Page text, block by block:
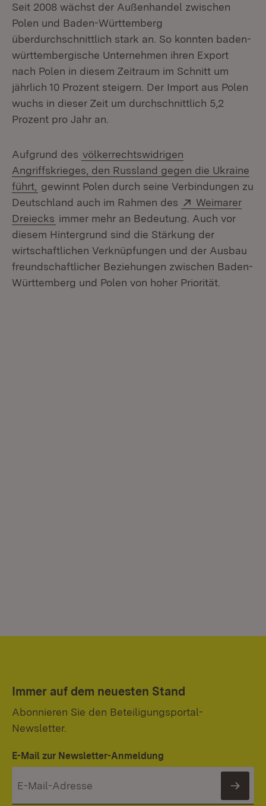
Seit 2008 wächst der Außenhandel zwischen
Polen und Baden-Württemberg
überdurchschnittlich stark an. So konnten baden-
württembergische Unternehmen ihren Export
nach Polen in diesem Zeitraum im Schnitt um
jährlich 10 Prozent steigern. Der Import aus Polen
wuchs in dieser Zeit um durchschnittlich 5,2
Prozent pro Jahr an.
Aufgrund des völkerrechtswidrigen
Angriffskrieges, den Russland gegen die Ukraine
führt, gewinnt Polen durch seine Verbindungen zu
Deutschland auch im Rahmen des
Extern:
Weimarer
Dreiecks (Öffnet in neuem Fenster)
immer mehr an Bedeutung. Auch vor
diesem Hintergrund sind die Stärkung der
wirtschaftlichen Verknüpfungen und der Ausbau
freundschaftlicher Beziehungen zwischen Baden-
Württemberg und Polen von hoher Priorität.
Immer auf dem neuesten Stand
Abonnieren Sie den Beteiligungsportal-
Newsletter.
E-Mail zur Newsletter-Anmeldung